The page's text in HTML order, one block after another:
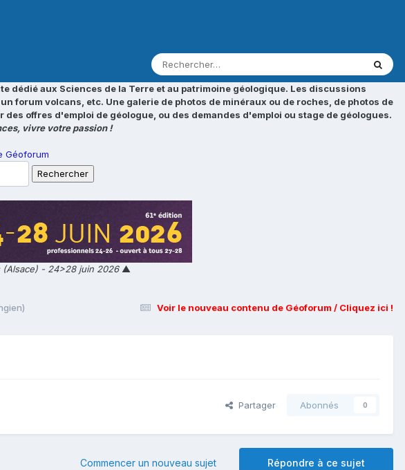
dédié aux Sciences de la Terre et au patrimoine géologique. Les discussions
forum volcans, etc. Une galerie de photos de minéraux ou de roches, de photos de
offres d'emploi de géologue, ou des demandes d'emploi ou stage de géologues.
vivre votre passion !
Géoforum
(Alsace) - 24>28 juin 2026▲
Voir le nouveau contenu de Géoforum / Cliquez ici !
Partager Abonnés 0
Répondre à ce sujet
Commencer un nouveau sujet